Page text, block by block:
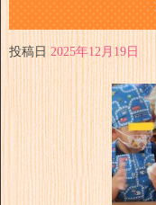
投稿日 2025年12月19日